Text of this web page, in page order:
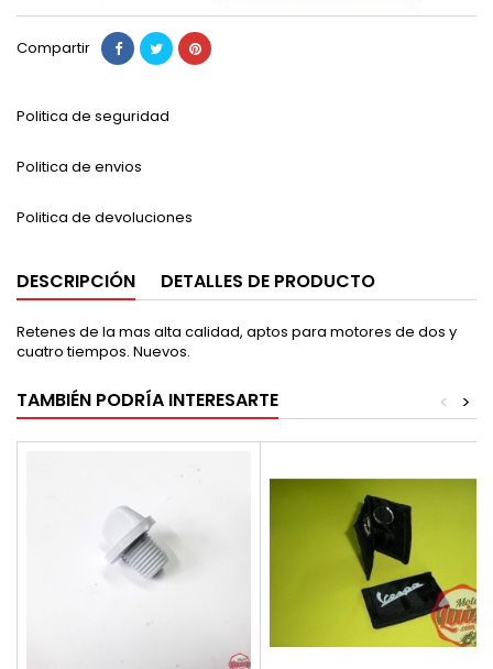
Compartir
Politica de seguridad
Politica de envios
Politica de devoluciones
DESCRIPCIÓN DETALLES DE PRODUCTO
Retenes de la mas alta calidad, aptos para motores de dos y
cuatro tiempos. Nuevos.
TAMBIÉN PODRÍA INTERESARTE >
<